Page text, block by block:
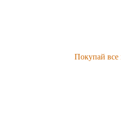
Покупай все